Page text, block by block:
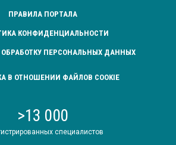
ПРАВИЛА ПОРТАЛА
КОНФИДЕНЦИАЛЬНОСТИ
ОБРАБОТКУ ПЕРСОНАЛЬНЫХ ДАННЫХ
В ОТНОШЕНИИ ФАЙЛОВ COOKIE
>13 000
специалистов